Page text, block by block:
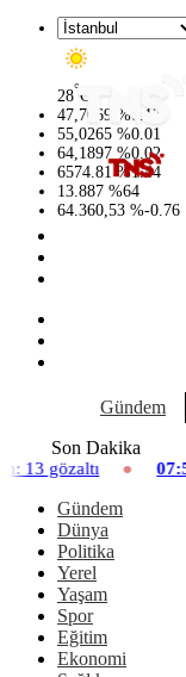
28°C
47,7069 %0.17
55,0265 %0.01
64,1897 %0.02
6574.81 %1.44
13.887 %64
64.360,53 %-0.76
Gündem
Son Dakika
07:59Japonya'da aşırı
Gündem
Dünya
Politika
Yerel
Yaşam
Spor
Eğitim
Ekonomi